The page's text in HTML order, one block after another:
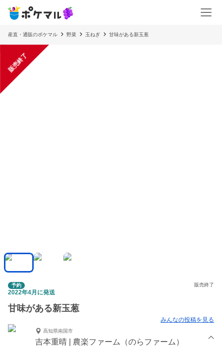
産直・通販のポケマル 野菜 玉ねぎ 甘味がある新玉葱
販売終了
予約 販売終了
2022年4月に発送
甘味がある新玉葱
みんなの投稿を見る
高知県南国市
吉本重晴 | 農楽ファーム（のらファーム）